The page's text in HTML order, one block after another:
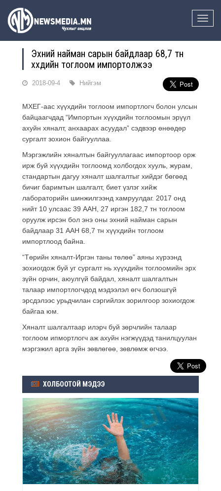
Toggle
Эхний найман сарын байдлаар 68,7 тн
хүүхдийн тоглоом импортолжээ
2018-09-4 Нийгэм
МХЕГ-аас хүүхдийн тоглоом импортлогч болон улсын
байцаагчдад “Импортын хүүхдийн тоглоомын эрүүл
ахуйн хяналт, анхаарах асуудал” сэдвээр өнөөдөр
сургалт зохион байгууллаа.
Мэргэжлийн хяналтын байгууллагаас импортоор орж
ирж буй хүүхдийн тоглоомд холбогдох хууль, журам,
стандартын дагуу хяналт шалгалтыг хийдэг бөгөөд
бичиг баримтын шалгалт, биет үзлэг хийж
лабораторийн шинжилгээнд хамруулдаг. 2017 онд
нийт 10 улсаас 39 ААН, 27 иргэн 182,7 тн тоглоом
оруулж ирсэн бол энэ оны эхний найман сарын
байдлаар 31 ААН 68,7 тн хүүхдийн тоглоом
импортлоод байна.
“Төрийн хяналт-Иргэн таны төлөө” аяны хүрээнд
зохиогдож буй уг сургалт нь хүүхдийн тоглоомийн эрх
зүйн орчин, аюулгүй байдал, хяналт шалгалтын
талаар импортлогчдод мэдээлэл өгч болзошгүй
эрсдэлээс урьдчилан сэргийлэх зорилгоор зохиогдож
байгаа юм.
Хяналт шалгалтаар илэрч буй зөрчлийн талаар
тоглоом ипмортлогч аж ахуйн нэгжүүдэд танилцуулан
мэргэжил арга зүйн зөвлөгөө, зөвлөмж өгчээ.
ХОЛБООТОЙ МЭДЭЭ